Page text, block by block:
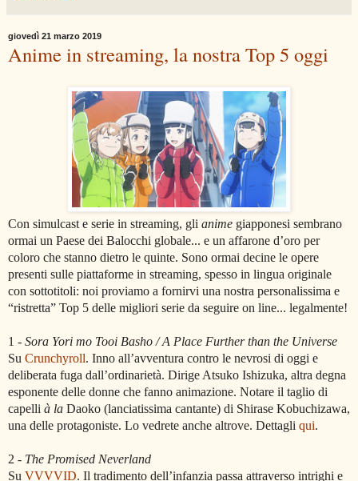
giovedì 21 marzo 2019
Anime in streaming, la nostra Top 5 oggi
Con simulcast e serie in streaming, gli anime giapponesi sembrano
ormai un Paese dei Balocchi globale... e un affarone d’oro per
coloro che stanno dietro le quinte. Sono ormai decine le opere
presenti sulle piattaforme in streaming, spesso in lingua originale
con sottotitoli: noi proviamo a fornirvi una nostra personalissima e
“ristretta” Top 5 delle migliori serie da seguire on line... legalmente!
1 - Sora Yori mo Tooi Basho / A Place Further than the Universe
Su Crunchyroll. Inno all’avventura contro le nevrosi di oggi e
deliberata fuga dall’ordinarietà. Dirige Atsuko Ishizuka, altra degna
esponente delle donne che fanno animazione. Notare il taglio di
capelli à la Daoko (lanciatissima cantante) di Shirase Kobuchizawa,
una delle protagoniste. Lo vedrete anche altrove. Dettagli qui.
2 - The Promised Neverland
Su VVVVID. Il tradimento dell’infanzia passa attraverso intrighi e